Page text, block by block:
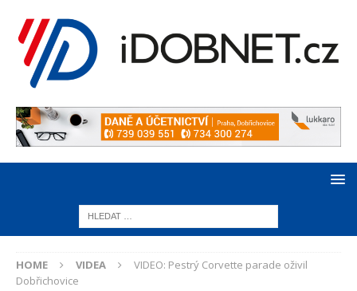
HOME VIDEA
VIDEO: Pestrý Corvette parade oživil
Dobřichovice